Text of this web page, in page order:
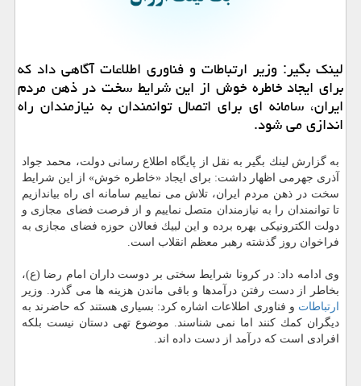
لینك بگیر: وزیر ارتباطات و فناوری اطلاعات آگاهی داد كه
برای ایجاد خاطره خوش از این شرایط سخت در ذهن مردم
ایران، سامانه ای برای اتصال توانمندان به نیازمندان راه
اندازی می شود.
به گزارش لینك بگیر به نقل از پایگاه اطلاع رسانی دولت، محمد جواد
آذری جهرمی اظهار داشت: برای ایجاد «خاطره خوش» از این شرایط
سخت در ذهن مردم ایران، تلاش می نماییم سامانه ای راه بیاندازیم
تا توانمندان را به نیازمندان متصل نماییم و از فرصت فضای مجازی و
دولت الكترونیكی بهره برده و این لبیك فعالان حوزه فضای مجازی به
فراخوان روز گذشته رهبر معظم انقلاب است.
وی ادامه داد: در كرونا شرایط سختی بر دوست داران امام رضا (ع)،
بخاطر از دست رفتن درآمدها و باقی ماندن هزینه ها می گذرد. وزیر
ارتباطات و فناوری اطلاعات اشاره كرد: بسیاری هستند كه حاضرند به
دیگران كمك كنند اما نمی شناسند. موضوع تهی دستان نیست بلكه
افرادی است كه درآمد از دست داده اند.